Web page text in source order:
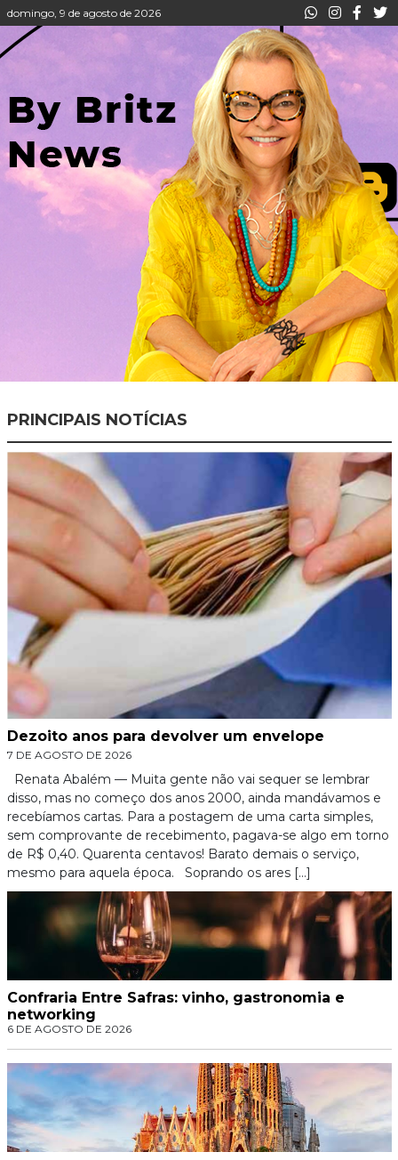
domingo, 9 de agosto de 2026
PRINCIPAIS NOTÍCIAS
Dezoito anos para devolver um envelope
7 DE AGOSTO DE 2026
Renata Abalém — Muita gente não vai sequer se lembrar
disso, mas no começo dos anos 2000, ainda mandávamos e
recebíamos cartas. Para a postagem de uma carta simples,
sem comprovante de recebimento, pagava-se algo em torno
de R$ 0,40. Quarenta centavos! Barato demais o serviço,
mesmo para aquela época. Soprando os ares […]
Confraria Entre Safras: vinho, gastronomia e
networking
6 DE AGOSTO DE 2026